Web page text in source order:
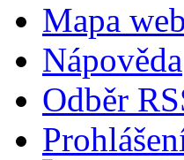
Mapa
Nápověda
Odběr